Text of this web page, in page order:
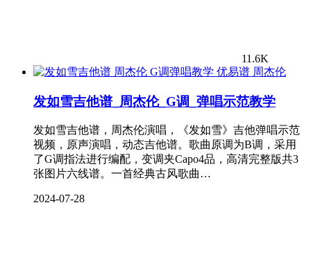
11.6K
周杰伦
发如雪吉他谱_周杰伦_G调_弹唱示范教学
发如雪吉他谱，周杰伦演唱，《发如雪》吉他弹唱示范
视频，原声演唱，动态吉他谱。歌曲原调为B调，采用
了G调指法进行编配，变调夹Capo4品，高清完整版共3
张图片六线谱。一首经典古风歌曲…
2024-07-28